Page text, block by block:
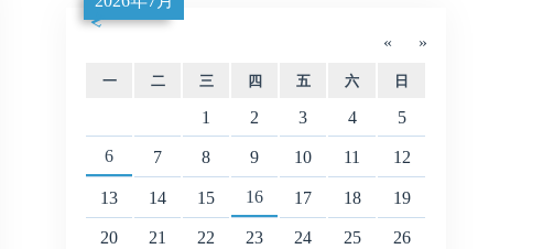
« »
一 二 三 四 五 六 日
1 2 3 4 5
6 7 8 9 10 11 12
13 14 15 16 17 18 19
20 21 22 23 24 25 26